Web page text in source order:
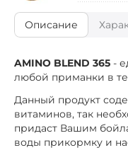
Описание
AMINO BLEND 365 -
любой приманки в
Данный продукт
витаминов, так
придаст Вашим
воды прикормку и